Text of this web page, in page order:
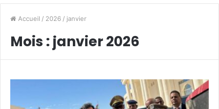
Accueil / 2026 / janvier
Mois : janvier 2026